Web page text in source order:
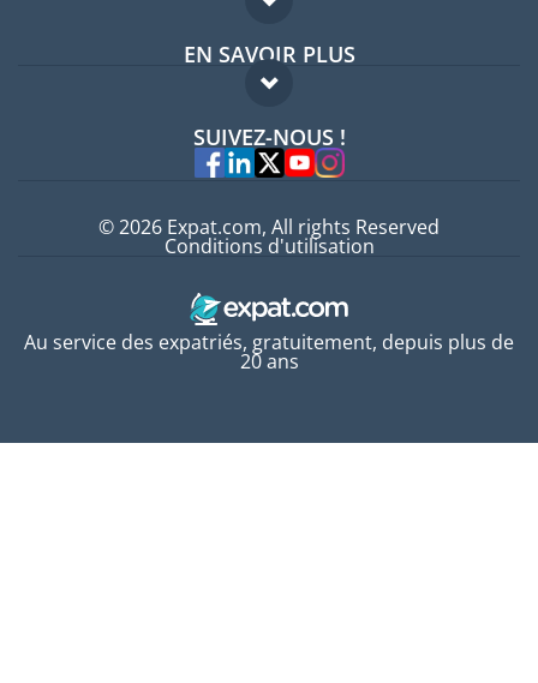
Forum expatriés
Guides pays
EN SAVOIR PLUS
FAQ
Experts
SUIVEZ-NOUS !
Au service des expatriés, gratuitement, depuis plus de
20 ans
© 2026 Expat.com, All rights Reserved
Conditions d'utilisation